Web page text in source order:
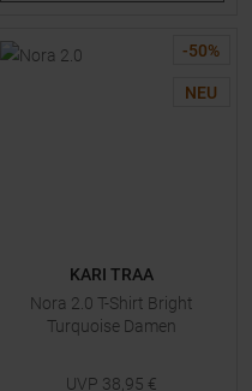
-50%
NEU
KARI TRAA
Nora 2.0 T-Shirt Bright
Turquoise Damen
UVP 38,95 €